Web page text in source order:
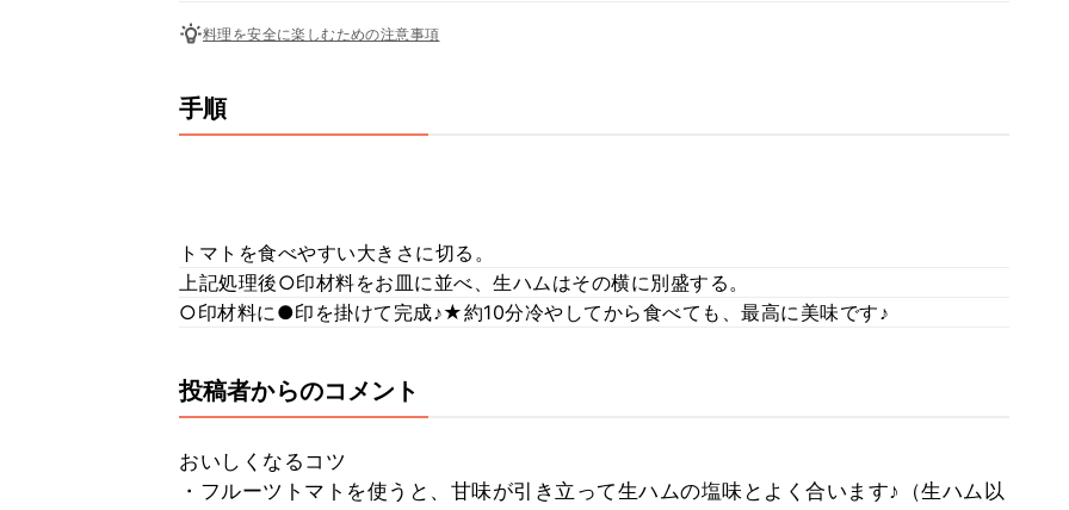
料理を安全に楽しむための注意事項
手順
トマトを食べやすい大きさに切る。
上記処理後○印材料をお皿に並べ、生ハムはその横に別盛する。
○印材料に●印を掛けて完成♪★約10分冷やしてから食べても、最高に美味です♪
投稿者からのコメント
おいしくなるコツ
・フルーツトマトを使うと、甘味が引き立って生ハムの塩味とよく合います♪（生ハム以